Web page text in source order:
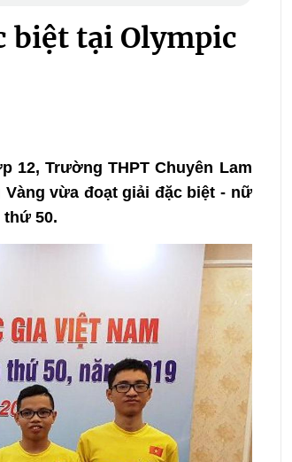
biệt tại Olympic
12, Trường THPT Chuyên Lam
vừa đoạt giải đặc biệt - nữ
thứ 50.